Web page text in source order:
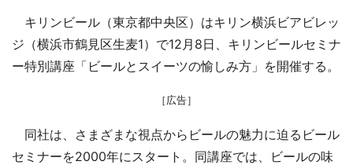
キリンビール（東京都中央区）はキリン横浜ビアビレッ
ジ（横浜市鶴見区生麦1）で12月8日、キリンビールセミナ
ー特別講座「ビールとスイーツの愉しみ方」を開催する。
［広告］
同社は、さまざまな視点からビールの魅力に迫るビール
セミナーを2000年にスタート。同講座では、ビールの味